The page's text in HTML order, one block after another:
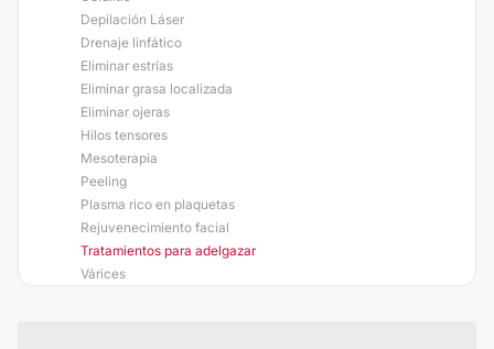
Depilación Láser
Drenaje linfático
Eliminar estrías
Eliminar grasa localizada
Eliminar ojeras
Hilos tensores
Mesoterapia
Peeling
Plasma rico en plaquetas
Rejuvenecimiento facial
Tratamientos para adelgazar
Várices